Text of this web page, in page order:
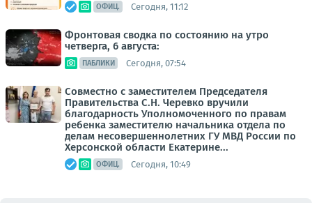
ОФИЦ. Сегодня, 11:12
Фронтовая сводка по состоянию на утро
четверга, 6 августа:
ПАБЛИКИ Сегодня, 07:54
Совместно с заместителем Председателя
Правительства С.Н. Черевко вручили
благодарность Уполномоченного по правам
ребенка заместителю начальника отдела по
делам несовершеннолетних ГУ МВД России по
Херсонской области Екатерине...
ОФИЦ. Сегодня, 10:49